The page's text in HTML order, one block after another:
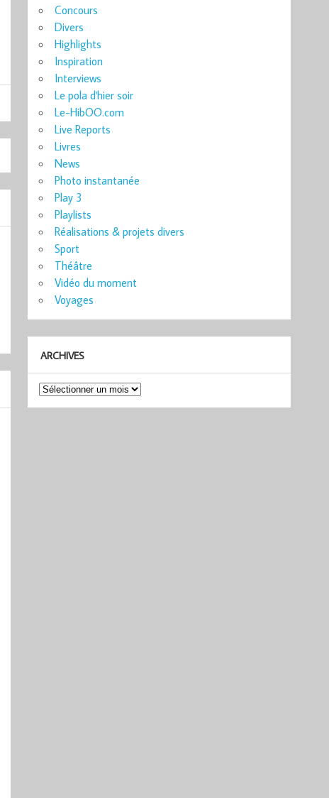
Concours
Divers
Highlights
Inspiration
Interviews
Le pola d'hier soir
Le-HibOO.com
Live Reports
Livres
News
Photo instantanée
Play 3
Playlists
Réalisations & projets divers
Sport
Théâtre
Vidéo du moment
Voyages
ARCHIVES
Archives